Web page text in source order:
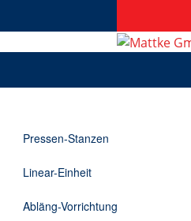
Applikationen
Informationen
Downloads
Pressen-Stanzen
Linear-Einheit
Abläng-Vorrichtung